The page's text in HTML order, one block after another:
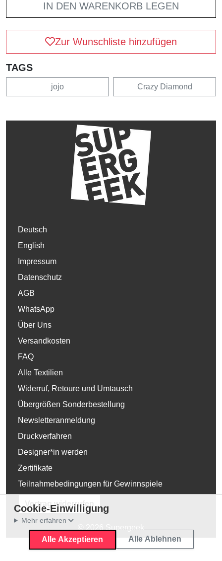
IN DEN WARENKORB LEGEN
Zur Wunschliste hinzufügen
TAGS
jojo Crazy Diamond
Deutsch
English
Impressum
Datenschutz
AGB
WhatsApp
Über Uns
Versandkosten
FAQ
Alle Textilien
Widerruf, Retoure und Umtausch
Übergrößen Sonderbestellung
Newsletteranmeldung
Druckverfahren
Designer*in werden
Zertifikate
Teilnahmebedingungen für Gewinnspiele
Vertrag widerrufen
Cookie-Einwilligung
Mehr erfahren
Alle Akzeptieren Alle Ablehnen